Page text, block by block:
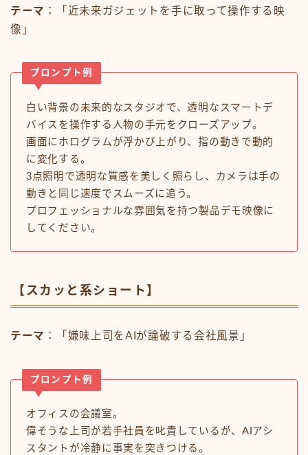
テーマ ：「近未来ガジェットを手に取って操作する映
像」
プロンプト例
白い背景の未来的なスタジオで、透明なスマートデ
バイスを操作する人物の手元をクローズアップ。
画面にホログラムが浮かび上がり、指の動きで動的
に変化する。
3点照明で透明な質感を美しく照らし、カメラは手の
動きと同じ速度でスムーズに追う。
プロフェッショナルな雰囲気を持つ製品デモ映像に
してください。
【スカッと系ショート】
テーマ ：「嫌味上司をAIが論破する会社風景」
プロンプト例
オフィスの会議室。
偉そうな上司が若手社員を叱責しているが、AIアシ
スタントが冷静に事実を突きつける。